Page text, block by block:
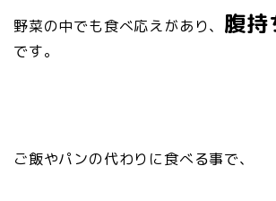
野菜の中でも食べ応えがあり、 腹持
です。
ご飯やパンの代わりに食べる事で、